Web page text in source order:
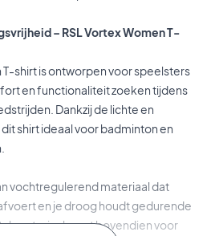
– RSL Vortex Women T-
T-shirt is ontworpen voor speelsters
en functionaliteit zoeken tijdens
Dankzij de lichte en
shirt ideaal voor badminton en
vochtregulerend materiaal dat
en je droog houdt gedurende
zorgt bovendien voor